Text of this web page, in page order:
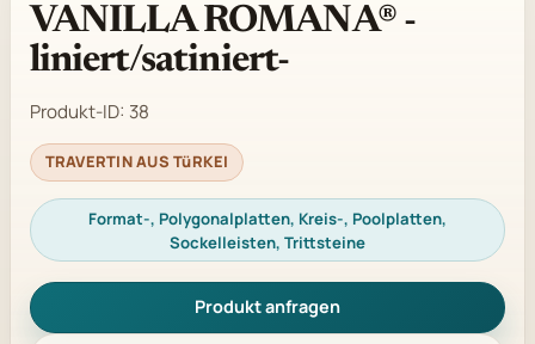
VANILLA ROMANA® -
liniert/satiniert-
Produkt-ID: 38
TRAVERTIN AUS TüRKEI
Format-, Polygonalplatten, Kreis-, Poolplatten,
Sockelleisten, Trittsteine
Produkt anfragen